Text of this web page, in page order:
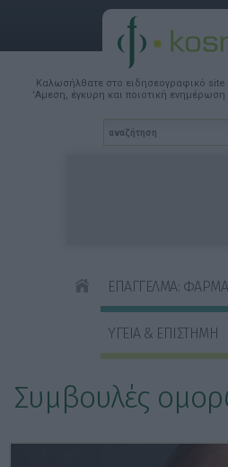
Καλωσήλθατε στο ειδησεογραφικό
'Αμεση, έγκυρη και ποιοτική ενημέρωση
ΕΠΑΓΓΕΛΜΑ:
ΥΓΕΙΑ & ΕΠΙΣΤΗΜΗ
Συμβουλές ΕΠΙΛΟΓΕΣ